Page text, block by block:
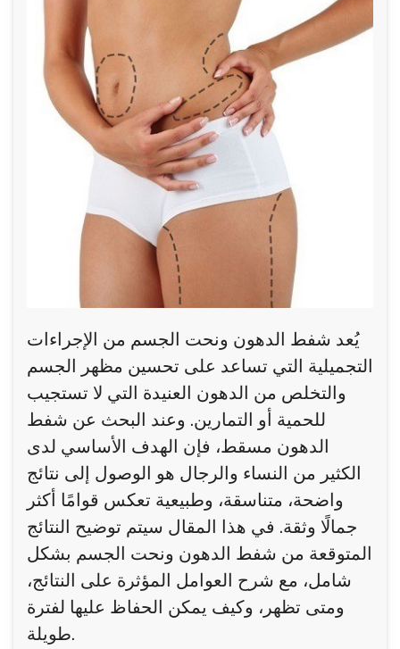
يُعد شفط الدهون ونحت الجسم من الإجراءات
التجميلية التي تساعد على تحسين مظهر الجسم
والتخلص من الدهون العنيدة التي لا تستجيب
للحمية أو التمارين. وعند البحث عن شفط
الدهون مسقط، فإن الهدف الأساسي لدى
الكثير من النساء والرجال هو الوصول إلى نتائج
واضحة، متناسقة، وطبيعية تعكس قوامًا أكثر
جمالًا وثقة. في هذا المقال سيتم توضيح النتائج
المتوقعة من شفط الدهون ونحت الجسم بشكل
شامل، مع شرح العوامل المؤثرة على النتائج،
ومتى تظهر، وكيف يمكن الحفاظ عليها لفترة
طويلة.